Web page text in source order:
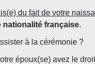
du fait de votre
nationalité française.
à la cérémonie ?
époux(se) avez le